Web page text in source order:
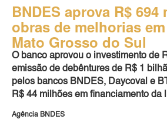
BNDES aprova R$ 694
obras de melhorias
Mato Grosso do Sul
O banco aprovou o investimento de
emissão de debêntures de R$ 1
pelos bancos BNDES, Daycoval e
R$ 44 milhões em financiamento da
Agência BNDES